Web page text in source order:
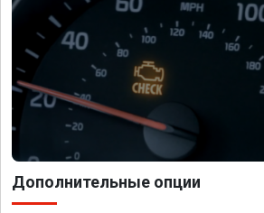
Дополнительные опции